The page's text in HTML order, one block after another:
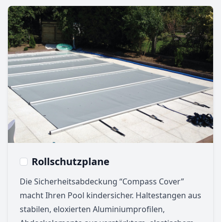
Rollschutzplane
Die Sicherheitsabdeckung “Compass Cover”
macht Ihren Pool kindersicher. Haltestangen aus
stabilen, eloxierten Aluminiumprofilen,